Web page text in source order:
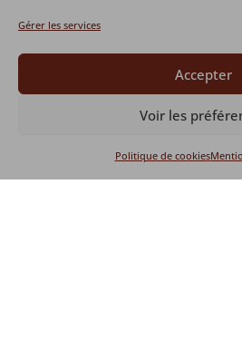
Gérer les services
Accepter
Voir les
Politique de cookies